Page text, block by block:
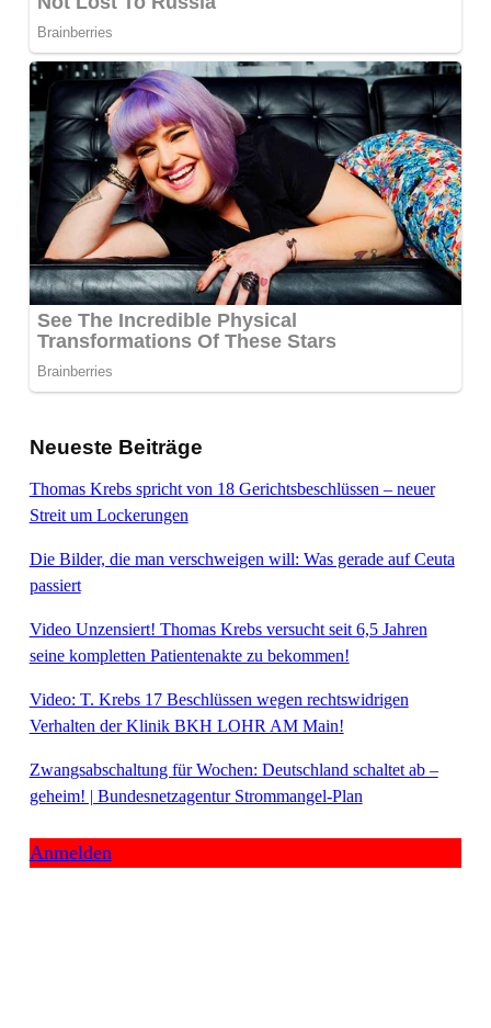
Neueste Beiträge
Thomas Krebs spricht von 18 Gerichtsbeschlüssen – neuer
Streit um Lockerungen
Die Bilder, die man verschweigen will: Was gerade auf Ceuta
passiert
Video Unzensiert! Thomas Krebs versucht seit 6,5 Jahren
seine kompletten Patientenakte zu bekommen!
Video: T. Krebs 17 Beschlüssen wegen rechtswidrigen
Verhalten der Klinik BKH LOHR AM Main!
Zwangsabschaltung für Wochen: Deutschland schaltet ab –
geheim! | Bundesnetzagentur Strommangel-Plan
Anmelden